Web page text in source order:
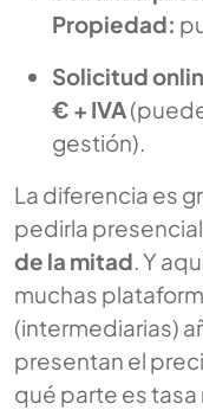
Propiedad:
Solicitud
€ + IVA
gestión).
La diferencia es
pedirla
de la mitad . Y
muchas
(intermediarias)
presentan el
qué parte es